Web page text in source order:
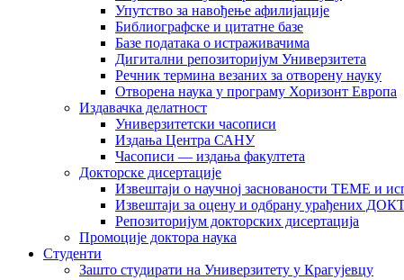
Упутство за навођење афилијације
Библиографске и цитатне базе
Базе података о истраживачима
Дигитални репозиторијум Универзитета
Рeчник термина везаних за отворену науку
Отворена наука у програму Хоризонт Европа
Издавачка делатност
Универзитетски часописи
Издања Центра САНУ
Часописи — издања факултета
Докторске дисертације
Извештаји о научној заснованости ТЕМЕ и
Извештаји за оцену и одбрану урађених
Репозиторијум докторских дисертација
Промоције доктора наука
Студенти
Зашто студирати на Универзитету у Крагујевцу